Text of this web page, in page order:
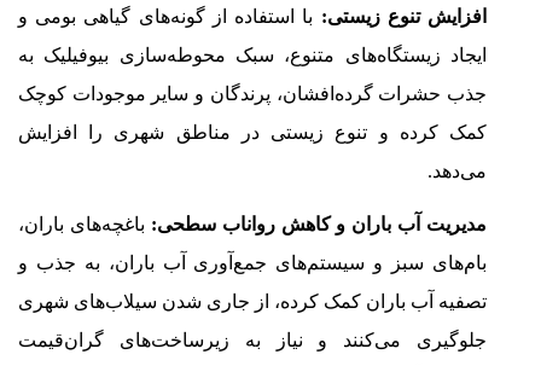
افزایش تنوع زیستی: با استفاده از گونه‌های گیاهی بومی و
ایجاد زیستگاه‌های متنوع، سبک محوطه‌سازی بیوفیلیک به
جذب حشرات گرده‌افشان، پرندگان و سایر موجودات کوچک
کمک کرده و تنوع زیستی در مناطق شهری را افزایش
می‌دهد.
مدیریت آب باران و کاهش رواناب سطحی: باغچه‌های باران،
بام‌های سبز و سیستم‌های جمع‌آوری آب باران، به جذب و
تصفیه آب باران کمک کرده، از جاری شدن سیلاب‌های شهری
جلوگیری می‌کنند و نیاز به زیرساخت‌های گران‌قیمت